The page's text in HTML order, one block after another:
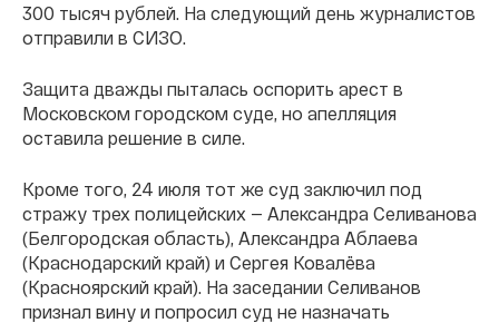
300 тысяч рублей. На следующий день журналистов
отправили в СИЗО.
Защита дважды пыталась оспорить арест в
Московском городском суде, но апелляция
оставила решение в силе.
Кроме того, 24 июля тот же суд заключил под
стражу трех полицейских — Александра Селиванова
(Белгородская область), Александра Аблаева
(Краснодарский край) и Сергея Ковалёва
(Красноярский край). На заседании Селиванов
признал вину и попросил суд не назначать